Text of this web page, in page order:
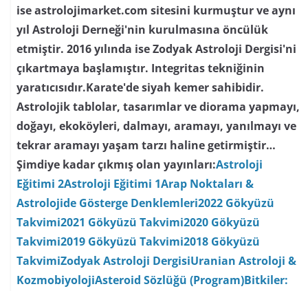
ise astrolojimarket.com sitesini kurmuştur ve aynı
yıl Astroloji Derneği'nin kurulmasına öncülük
etmiştir. 2016 yılında ise Zodyak Astroloji Dergisi'ni
çıkartmaya başlamıştır. Integritas tekniğinin
yaratıcısıdır.Karate'de siyah kemer sahibidir.
Astrolojik tablolar, tasarımlar ve diorama yapmayı,
doğayı, ekoköyleri, dalmayı, aramayı, yanılmayı ve
tekrar aramayı yaşam tarzı haline getirmiştir…
Şimdiye kadar çıkmış olan yayınları:Astroloji
Eğitimi 2Astroloji Eğitimi 1Arap Noktaları &
Astrolojide Gösterge Denklemleri2022 Gökyüzü
Takvimi2021 Gökyüzü Takvimi2020 Gökyüzü
Takvimi2019 Gökyüzü Takvimi2018 Gökyüzü
TakvimiZodyak Astroloji DergisiUranian Astroloji &
KozmobiyolojiAsteroid Sözlüğü (Program)Bitkiler: